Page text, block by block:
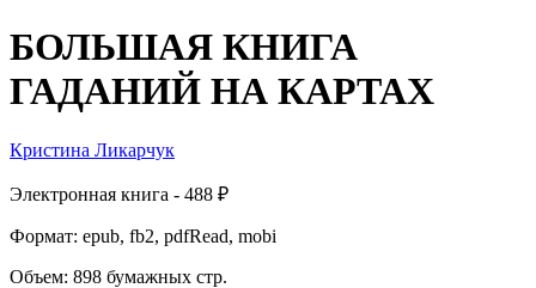
БОЛЬШАЯ КНИГА
ГАДАНИЙ НА КАРТАХ
Кристина Ликарчук
Электронная книга - 488 ₽
Формат: epub, fb2, pdfRead, mobi
Объем: 898 бумажных стр.